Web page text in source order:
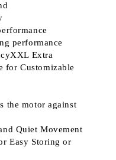
performance
Extra
for Customizable
the motor against
Quiet Movement
Easy Storing or